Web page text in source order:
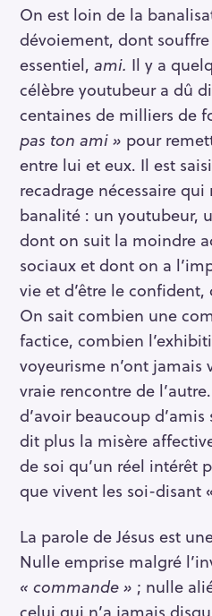
On est loin de la
dévoiement, dont
essentiel, ami. Il y a
célèbre youtubeur a dû
centaines de milliers de
pas ton ami » pour
entre lui et eux. Il est
recadrage nécessaire
banalité : un youtubeur,
dont on suit la moindre
sociaux et dont on a
vie et d’être le confident,
On sait combien une
factice, combien
voyeurisme n’ont
vraie rencontre de
d’avoir beaucoup
dit plus la misère
de soi qu’un réel intérêt
que vivent les soi-disant
La parole de Jésus est
Nulle emprise malgré
« commande » ; nulle
celui qui n’a jamais